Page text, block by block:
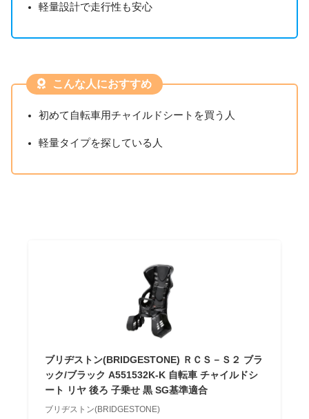
軽量設計で走行性も安心
こんな人におすすめ
初めて自転車用チャイルドシートを買う人
軽量タイプを探している人
ブリヂストン(BRIDGESTONE) ＲＣＳ－Ｓ２ ブラ
ック/ブラック A551532K-K 自転車 チャイルドシ
ート リヤ 後ろ 子乗せ 黒 SG基準適合
ブリヂストン(BRIDGESTONE)